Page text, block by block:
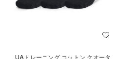
UAトレーニング コットン クオータ